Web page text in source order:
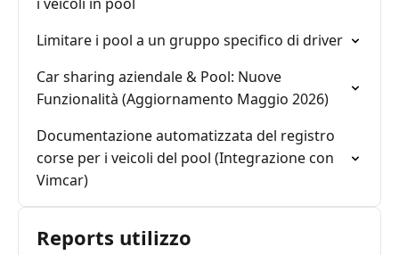
Limitare i pool a un gruppo specifico di driver
Car sharing aziendale & Pool: Nuove
Funzionalità (Aggiornamento Maggio 2026)
Documentazione automatizzata del registro
corse per i veicoli del pool (Integrazione con
Vimcar)
Reports utilizzo